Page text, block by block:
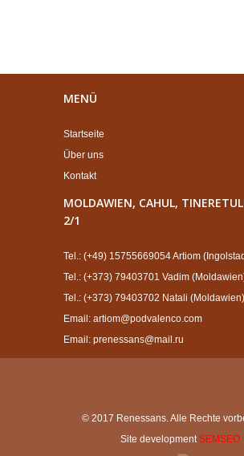
MENÜ
Startseite
Über uns
Kontakt
MOLDAWIEN, CAHUL,
2/1
Tel.: (+49) 15755669054 Artiom
Tel.: (+373) 79403701 Vadim
Tel.: (+373) 79403702 Natali (Moldawien)
Email: artiom@podvalenco.com
Email: prenessans@mail.ru
© 2017 Renessans. Alle Rechte
Site development SEMSEO